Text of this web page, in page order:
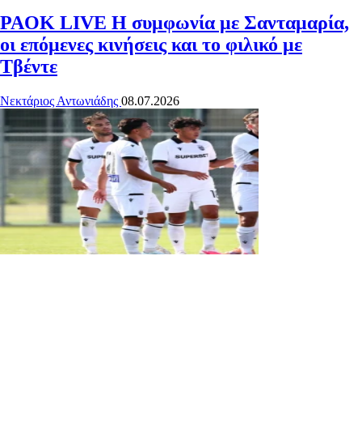
PAOK LIVE Η συμφωνία με Σανταμαρία,
οι επόμενες κινήσεις και το φιλικό με
Τβέντε
Νεκτάριος Αντωνιάδης 08.07.2026